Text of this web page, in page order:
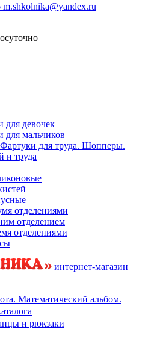
m.shkolnika@yandex.ru
девочек
мальчиков
для труда. Шопперы.
и труда
отделениями
отделением
отделениями
интернет-магазин
Математический альбом.
и рюкзаки